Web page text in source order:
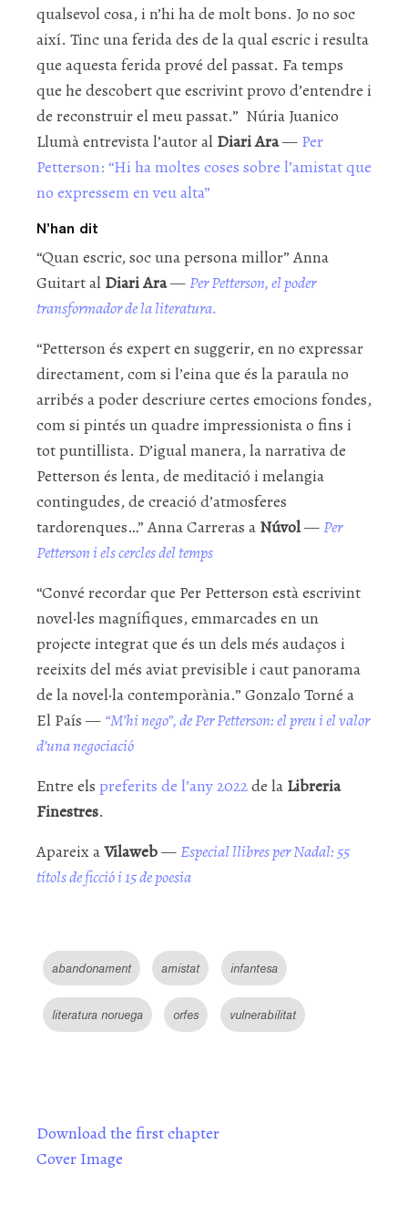
qualsevol cosa, i n’hi ha de molt bons. Jo no soc
així. Tinc una ferida des de la qual escric i resulta
que aquesta ferida prové del passat. Fa temps
que he descobert que escrivint provo d’entendre i
de reconstruir el meu passat.” Núria Juanico
Llumà entrevista l’autor al Diari Ara— Per
Petterson: “Hi ha moltes coses sobre l’amistat que
no expressem en veu alta”
N’han dit
“Quan escric, soc una persona millor” Anna
Guitart al Diari Ara—Per Petterson, el poder
transformador de la literatura.
“Petterson és expert en suggerir, en no expressar
directament, com si l’eina que és la paraula no
arribés a poder descriure certes emocions fondes,
com si pintés un quadre impressionista o fins i
tot puntillista. D’igual manera, la narrativa de
Petterson és lenta, de meditació i melangia
contingudes, de creació d’atmosferes
tardorenques…” Anna Carreras a Núvol—Per
Petterson i els cercles del temps
“Convé recordar que Per Petterson està escrivint
novel·les magnífiques, emmarcades en un
projecte integrat que és un dels més audaços i
reeixits del més aviat previsible i caut panorama
de la novel·la contemporània.” Gonzalo Torné a
El País — “M’hi nego”, de Per Petterson: el preu i el valor
d’una negociació
Entre els preferits de l’any 2022de la Libreria
Finestres.
Apareix aVilaweb—Especial llibres per Nadal: 55
títols de ficció i 15 de poesia
abandonament amistat infantesa
literatura noruega orfes vulnerabilitat
Download the first chapter
Cover Image